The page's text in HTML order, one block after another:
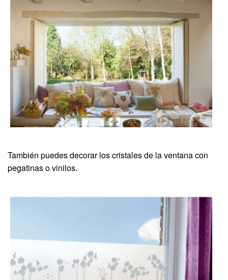
También puedes decorar los cristales de la ventana con
pegatinas o vinilos.